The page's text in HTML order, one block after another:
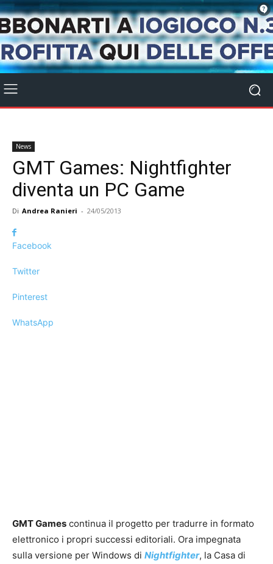
News
GMT Games: Nightfighter
diventa un PC Game
Di Andrea Ranieri - 24/05/2013
Facebook
Twitter
Pinterest
WhatsApp
GMT Games continua il progetto per tradurre in formato
elettronico i propri successi editoriali. Ora impegnata
sulla versione per Windows di Nightfighter, la Casa di